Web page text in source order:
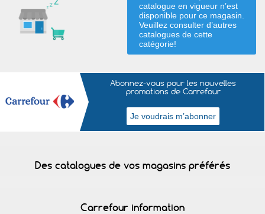
catalogue en vigueur n’est
disponible pour ce magasin.
Veuillez consulter d’autres
catalogues de cette
catégorie!
Abonnez-vous pour les nouvelles
promotions de Carrefour
Des catalogues de vos magasins préférés
Carrefour information